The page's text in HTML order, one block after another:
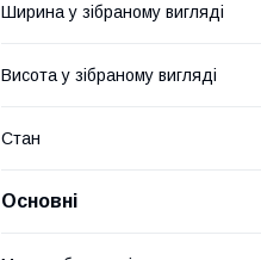
Ширина у зібраному вигляді
Висота у зібраному вигляді
Стан
Основні